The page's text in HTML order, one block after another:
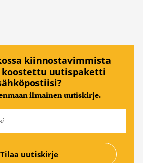
kiinnostavimmista
koostettu uutispaketti
ilmainen uutiskirje.